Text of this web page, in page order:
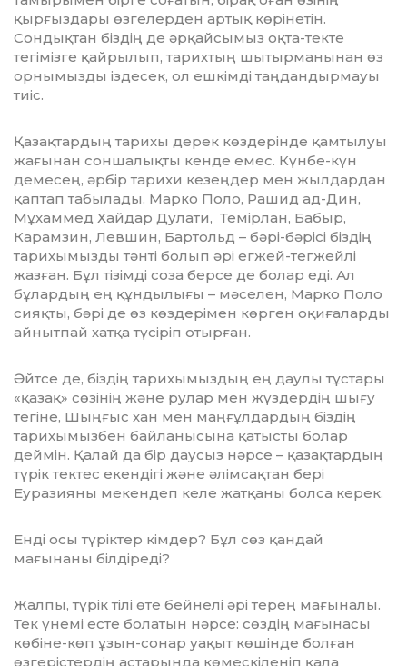
қырғыздары өзгелерден артық көрінетін.
Сондықтан біздің де әрқайсымыз оқта-текте
тегімізге қайрылып, тарихтың шытырманынан өз
орнымызды іздесек, ол ешкімді таңдан­дыр­мауы
тиіс.
Қазақтардың тарихы дерек көздерінде қамтылуы
жағынан соншалықты кенде емес. Күнбе-күн
демесең, әрбір тари­хи кезеңдер мен жылдардан
қаптап табылады. Марко Поло, Рашид ад-Дин,
Мұхаммед Хайдар Дулати, Темірлан, Бабыр,
Карамзин, Левшин, Бартольд – бәрі-бәрісі біздің
тарихымызды тәнті болып әрі егжей-тегжейлі
жазған. Бұл тізімді соза берсе де болар еді. Ал
бұлардың ең құндылығы – мәселен, Марко Поло
сияқты, бәрі де өз көздерімен көрген оқиғаларды
айнытпай хатқа түсіріп отырған.
Әйтсе де, біздің тарихы­мыздың ең даулы тұстары
«қазақ» сөзінің және рулар мен жүздердің шығу
тегіне, Шыңғыс хан мен маңғұлдардың біздің
тарихымызбен байланысына қатысты болар
деймін. Қалай да бір даусыз нәрсе – қазақтардың
түрік тектес екендігі және әлімсақтан бері
Еуразияны мекендеп келе жатқаны болса керек.
Енді осы түріктер кімдер? Бұл сөз қандай
мағынаны білдіреді?
Жалпы, түрік тілі өте бейнелі әрі терең мағыналы.
Тек үнемі есте болатын нәрсе: сөздің мағынасы
көбіне-көп ұзын-сонар уақыт көшінде болған
өзгерістердің астарында көмескіленіп қала